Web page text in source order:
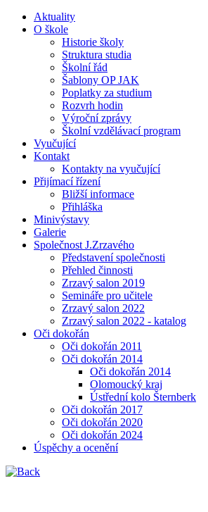
Aktuality
O škole
Historie školy
Struktura studia
Školní řád
Šablony OP JAK
Poplatky za studium
Rozvrh hodin
Výroční zprávy
Školní vzdělávací program
Vyučující
Kontakt
Kontakty na vyučující
Přijímací řízení
Bližší informace
Přihláška
Minivýstavy
Galerie
Společnost J.Zrzavého
Představení společnosti
Přehled činnosti
Zrzavý salon 2019
Semináře pro učitele
Zrzavý salon 2022
Zrzavý salon 2022 - katalog
Oči dokořán
Oči dokořán 2011
Oči dokořán 2014
Oči dokořán 2014
Olomoucký kraj
Ústřední kolo Šternberk
Oči dokořán 2017
Oči dokořán 2020
Oči dokořán 2024
Úspěchy a ocenění